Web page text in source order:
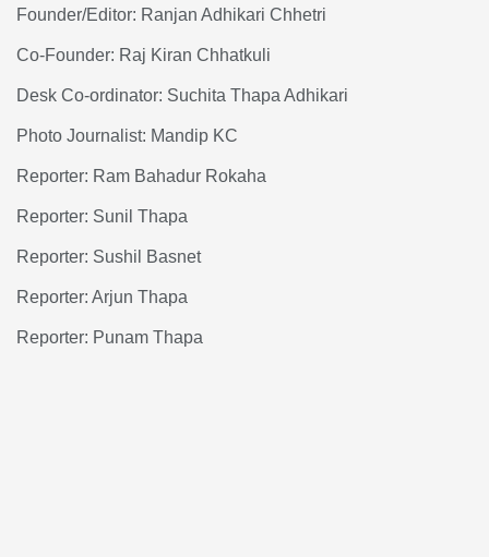
Founder/Editor: Ranjan Adhikari Chhetri
Co-Founder: Raj Kiran Chhatkuli
Desk Co-ordinator: Suchita Thapa Adhikari
Photo Journalist: Mandip KC
Reporter: Ram Bahadur Rokaha
Reporter: Sunil Thapa
Reporter: Sushil Basnet
Reporter: Arjun Thapa
Reporter: Punam Thapa